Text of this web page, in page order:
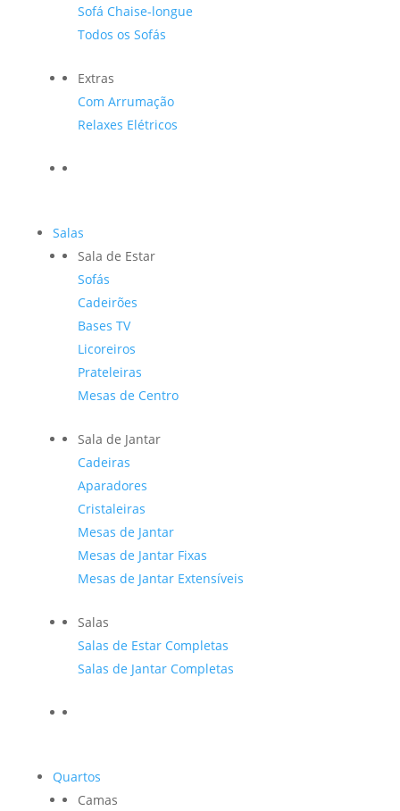
Sofá Chaise-longue
Todos os Sofás
Extras
Com Arrumação
Relaxes Elétricos
Salas
Sala de Estar
Sofás
Cadeirões
Bases TV
Licoreiros
Prateleiras
Mesas de Centro
Sala de Jantar
Cadeiras
Aparadores
Cristaleiras
Mesas de Jantar
Mesas de Jantar Fixas
Mesas de Jantar Extensíveis
Salas
Salas de Estar Completas
Salas de Jantar Completas
Quartos
Camas